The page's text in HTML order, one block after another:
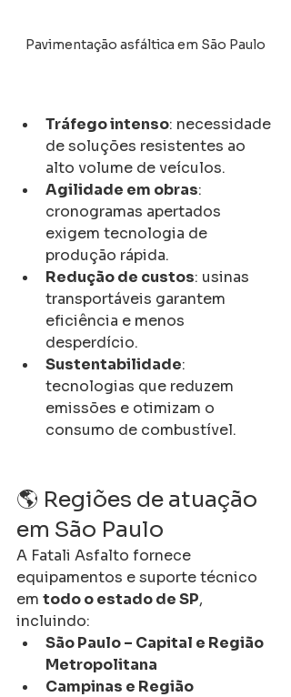
Pavimentação asfáltica em São Paulo
Tráfego intenso: necessidade
de soluções resistentes ao
alto volume de veículos.
Agilidade em obras:
cronogramas apertados
exigem tecnologia de
produção rápida.
Redução de custos: usinas
transportáveis garantem
eficiência e menos
desperdício.
Sustentabilidade:
tecnologias que reduzem
emissões e otimizam o
consumo de combustível.
🌎 Regiões de atuação
em São Paulo
A Fatali Asfalto fornece
equipamentos e suporte técnico
em todo o estado de SP,
incluindo:
São Paulo – Capital e Região
Metropolitana
Campinas e Região